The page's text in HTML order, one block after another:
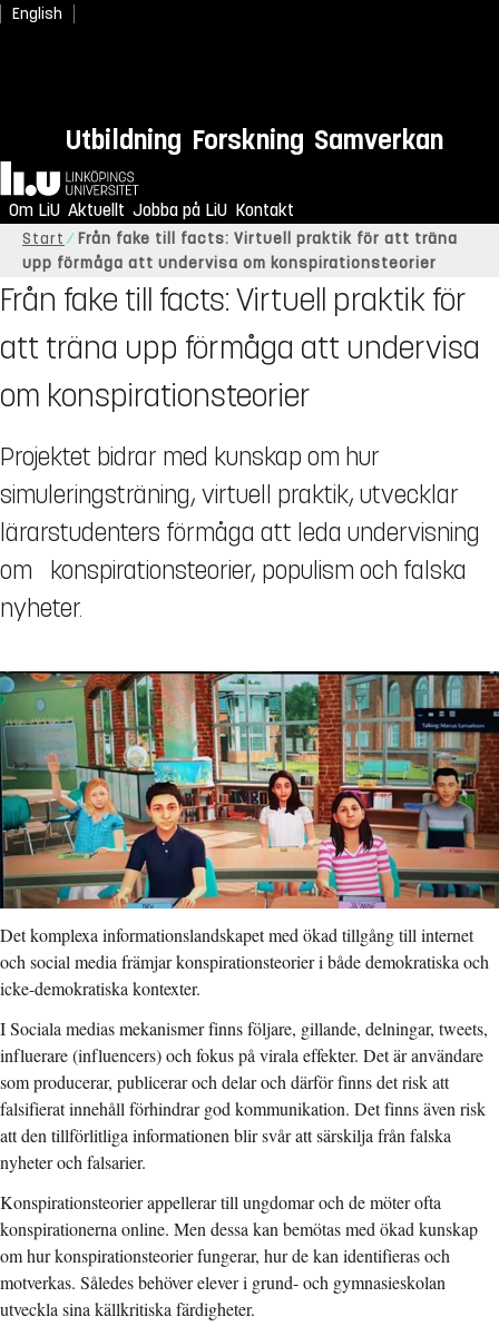
English
Utbildning Forskning Samverkan
Hem
Om LiU Aktuellt Jobba på LiU Kontakt
Start
Från fake till facts: Virtuell praktik för att träna
upp förmåga att undervisa om konspirationsteorier
Från fake till facts: Virtuell praktik för
att träna upp förmåga att undervisa
om konspirationsteorier
Projektet bidrar med kunskap om hur
simuleringsträning, virtuell praktik, utvecklar
lärarstudenters förmåga att leda undervisning
om konspirationsteorier, populism och falska
nyheter.
Det komplexa informationslandskapet med ökad tillgång till internet
och social media främjar konspirationsteorier i både demokratiska och
icke-demokratiska kontexter.
I Sociala medias mekanismer finns följare, gillande, delningar, tweets,
influerare (influencers) och fokus på virala effekter. Det är användare
som producerar, publicerar och delar och därför finns det risk att
falsifierat innehåll förhindrar god kommunikation. Det finns även risk
att den tillförlitliga informationen blir svår att särskilja från falska
nyheter och falsarier.
Konspirationsteorier appellerar till ungdomar och de möter ofta
konspirationerna online. Men dessa kan bemötas med ökad kunskap
om hur konspirationsteorier fungerar, hur de kan identifieras och
motverkas. Således behöver elever i grund- och gymnasieskolan
utveckla sina källkritiska färdigheter.